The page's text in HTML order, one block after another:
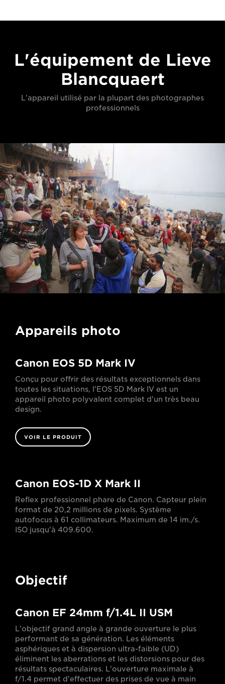
L'équipement de Lieve
Blancquaert
L'appareil utilisé par la plupart des photographes
professionnels
Appareils photo
Canon EOS 5D Mark IV
Conçu pour offrir des résultats exceptionnels dans
toutes les situations, l'EOS 5D Mark IV est un
appareil photo polyvalent complet d'un très beau
design.
VOIR LE PRODUIT
Canon EOS-1D X Mark II
Reflex professionnel phare de Canon. Capteur plein
format de 20,2 millions de pixels. Système
autofocus à 61 collimateurs. Maximum de 14 im./s.
ISO jusqu'à 409.600.
Objectif
Canon EF 24mm f/1.4L II USM
L'objectif grand angle à grande ouverture le plus
performant de sa génération. Les éléments
asphériques et à dispersion ultra-faible (UD)
éliminent les aberrations et les distorsions pour des
résultats spectaculaires. L'ouverture maximale à
f/1.4 permet d'effectuer des prises de vue à main